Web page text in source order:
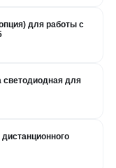
для работы с
светодиодная для